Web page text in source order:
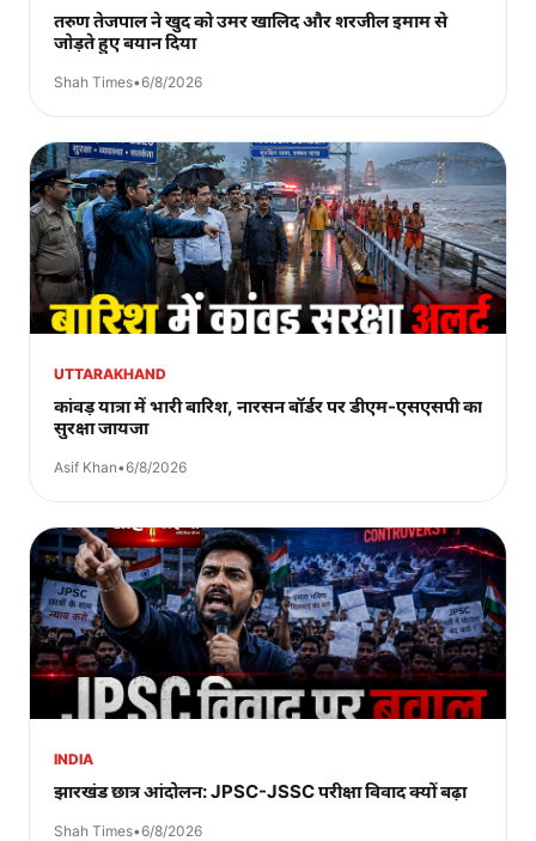
तरुण तेजपाल ने खुद को उमर खालिद और शरजील इमाम से
जोड़ते हुए बयान दिया
Shah Times•6/8/2026
UTTARAKHAND
कांवड़ यात्रा में भारी बारिश, नारसन बॉर्डर पर डीएम-एसएसपी का
सुरक्षा जायजा
Asif Khan•6/8/2026
INDIA
झारखंड छात्र आंदोलन: JPSC-JSSC परीक्षा विवाद क्यों बढ़ा
Shah Times•6/8/2026